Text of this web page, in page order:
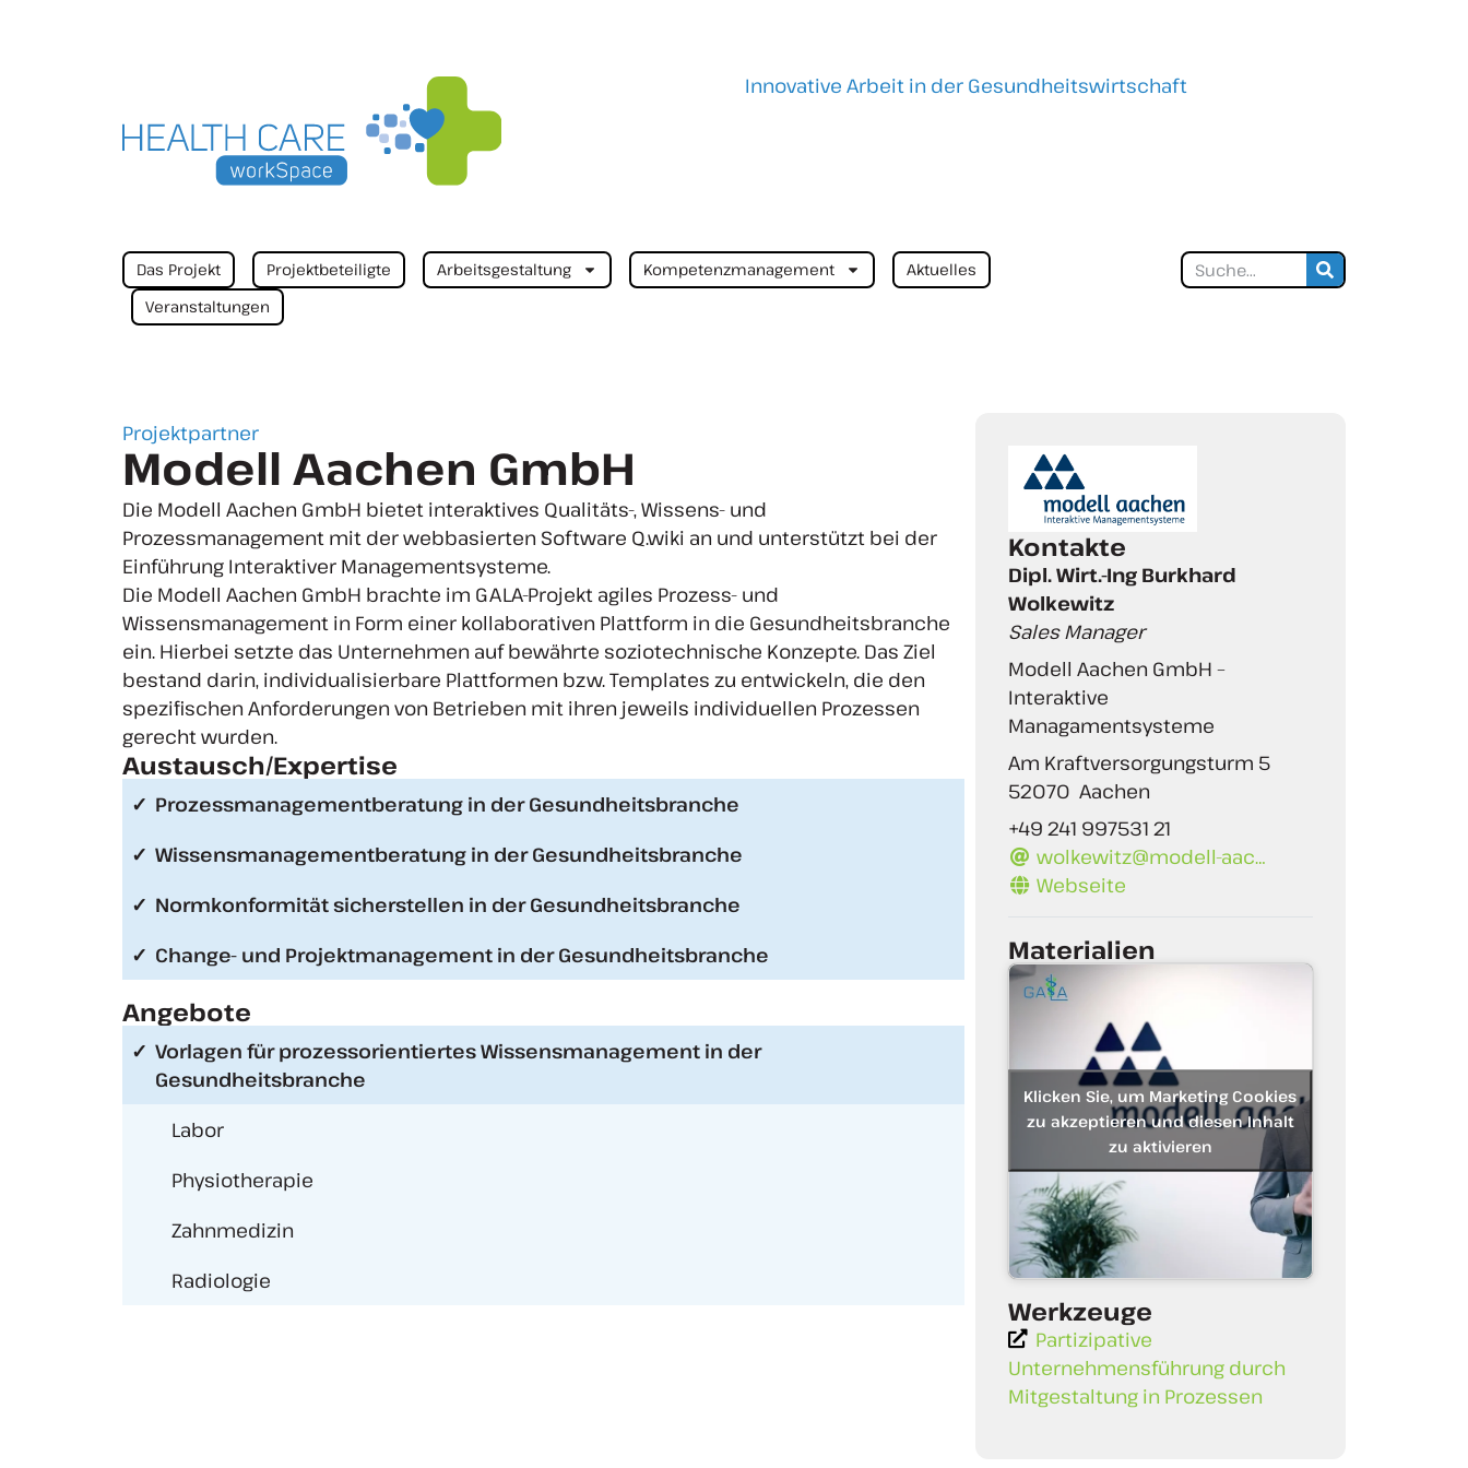
Innovative Arbeit in der Gesundheitswirtschaft
Das Projekt Projektbeteiligte Arbeitsgestaltung Kompetenzmanagement
Aktuelles
Veranstaltungen
Projektpartner
Modell Aachen GmbH
Die Modell Aachen GmbH bietet interaktives Qualitäts-, Wissens- und
Prozessmanagement mit der webbasierten Software Q.wiki an und unterstützt bei der
Einführung Interaktiver Managementsysteme.
Die Modell Aachen GmbH brachte im GALA-Projekt agiles Prozess- und
Wissensmanagement in Form einer kollaborativen Plattform in die Gesundheitsbranche
ein. Hierbei setzte das Unternehmen auf bewährte soziotechnische Konzepte. Das Ziel
bestand darin, individualisierbare Plattformen bzw. Templates zu entwickeln, die den
spezifischen Anforderungen von Betrieben mit ihren jeweils individuellen Prozessen
gerecht wurden.
Austausch/Expertise
Prozessmanagementberatung in der Gesundheitsbranche
Wissensmanagementberatung in der Gesundheitsbranche
Normkonformität sicherstellen in der Gesundheitsbranche
Change- und Projektmanagement in der Gesundheitsbranche
Angebote
Vorlagen für prozessorientiertes Wissensmanagement in der
Gesundheitsbranche
Labor
Physiotherapie
Zahnmedizin
Radiologie
Kontakte
Dipl. Wirt.-Ing Burkhard
Wolkewitz
Sales Manager
Modell Aachen GmbH –
Interaktive
Managamentsysteme
Am Kraftversorgungsturm 5
52070 Aachen
+49 241 997531 21
wolkewitz@modell-aac…
Webseite
Materialien
Klicken Sie, um Marketing Cookies
zu akzeptieren und diesen Inhalt
zu aktivieren
Werkzeuge
Partizipative
Unternehmensführung durch
Mitgestaltung in Prozessen